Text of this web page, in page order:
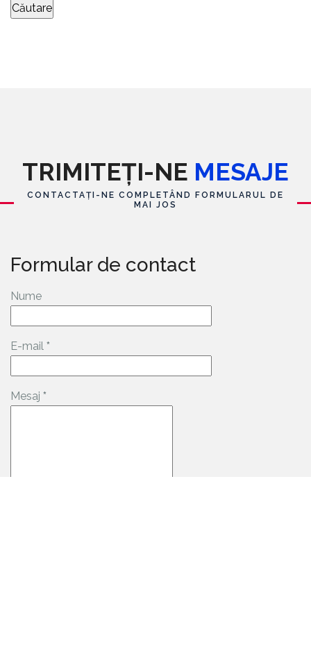
TRIMITEȚI-NE MESAJE
CONTACTAȚI-NE COMPLETÂND FORMULARUL DE
MAI JOS
Formular de contact
Nume
E-mail *
Mesaj *